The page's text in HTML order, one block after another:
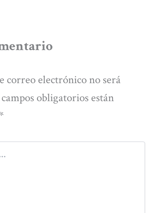
correo electrónico no será
obligatorios están
*